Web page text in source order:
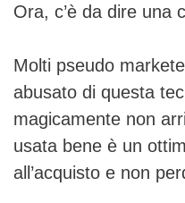
Ora, c’è da dire una
Molti pseudo
abusato di questa
magicamente non
usata bene è un
all’acquisto e non